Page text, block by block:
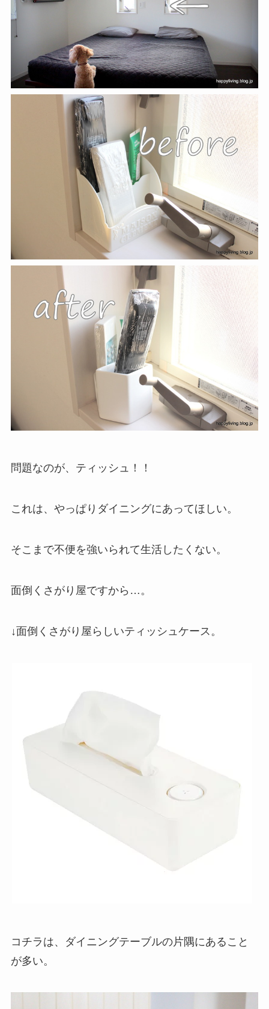
問題なのが、ティッシュ！！
これは、やっぱりダイニングにあってほしい。
そこまで不便を強いられて生活したくない。
面倒くさがり屋ですから…。
↓面倒くさがり屋らしいティッシュケース。
コチラは、ダイニングテーブルの片隅にあること
が多い。